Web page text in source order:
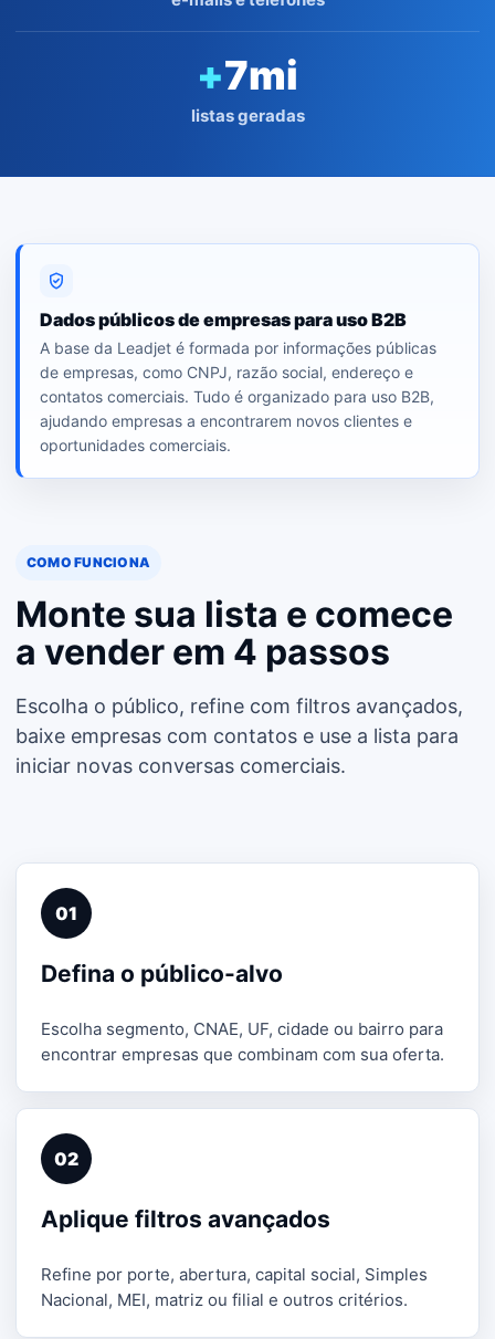
+7mi
listas geradas
Dados públicos de empresas para uso B2B
A base da Leadjet é formada por informações públicas
de empresas, como CNPJ, razão social, endereço e
contatos comerciais. Tudo é organizado para uso B2B,
ajudando empresas a encontrarem novos clientes e
oportunidades comerciais.
COMO FUNCIONA
Monte sua lista e comece
a vender em 4 passos
Escolha o público, refine com filtros avançados,
baixe empresas com contatos e use a lista para
iniciar novas conversas comerciais.
01
Defina o público-alvo
Escolha segmento, CNAE, UF, cidade ou bairro para
encontrar empresas que combinam com sua oferta.
02
Aplique filtros avançados
Refine por porte, abertura, capital social, Simples
Nacional, MEI, matriz ou filial e outros critérios.